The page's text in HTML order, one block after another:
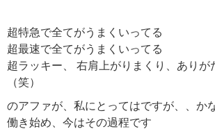
超特急で全てがうまくいってる
超最速で全てがうまくいってる
超ラッキー、 右肩上がりまくり、ありが
（笑）
のアファが、私にとってはですが、、か
働き始め、今はその過程です